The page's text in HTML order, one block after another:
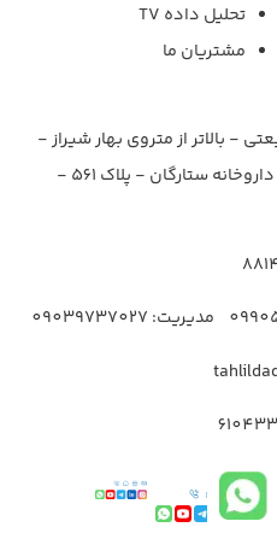
تحلیل داده TV
مشتریان ما
- بالاتر از متروی بهار شیراز -
روبروی اتاق اصناف - جنب داروخانه ستارگان - پلاک 561 -
مدیریت: 09039737027